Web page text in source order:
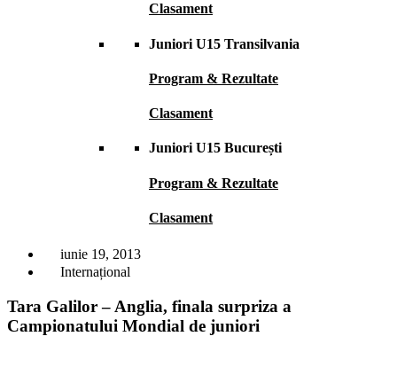
Clasament
Juniori U15 Transilvania
Program & Rezultate
Clasament
Juniori U15 București
Program & Rezultate
Clasament
iunie 19, 2013
Internațional
Tara Galilor – Anglia, finala surpriza a
Campionatului Mondial de juniori